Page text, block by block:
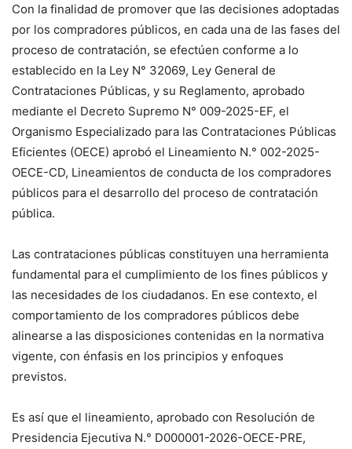
Con la finalidad de promover que las decisiones adoptadas
por los compradores públicos, en cada una de las fases del
proceso de contratación, se efectúen conforme a lo
establecido en la Ley N° 32069, Ley General de
Contrataciones Públicas, y su Reglamento, aprobado
mediante el Decreto Supremo N° 009-2025-EF, el
Organismo Especializado para las Contrataciones Públicas
Eficientes (OECE) aprobó el Lineamiento N.° 002-2025-
OECE-CD, Lineamientos de conducta de los compradores
públicos para el desarrollo del proceso de contratación
pública.
Las contrataciones públicas constituyen una herramienta
fundamental para el cumplimiento de los fines públicos y
las necesidades de los ciudadanos. En ese contexto, el
comportamiento de los compradores públicos debe
alinearse a las disposiciones contenidas en la normativa
vigente, con énfasis en los principios y enfoques
previstos.
Es así que el lineamiento, aprobado con Resolución de
Presidencia Ejecutiva N.° D000001-2026-OECE-PRE,